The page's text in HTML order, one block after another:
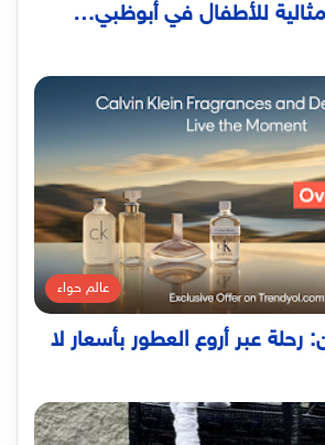
مثالية للأطفال في أبوظبي…
عالم حواء
رحلة عبر أروع العطور بأسعار لا